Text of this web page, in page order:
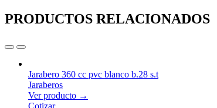
PRODUCTOS RELACIONADOS
Jarabero 360 cc pvc blanco b.28 s.t
Jaraberos
Ver producto →
Cotizar